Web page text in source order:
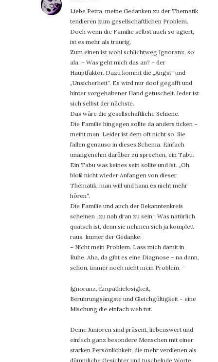
Liebe Petra, meine Gedanken zu der Thematik
tendieren zum gesellschaftlichen Problem.
Doch wenn die Familie selbst auch so agiert,
ist es mehr als traurig.
Zum einen ist wohl schlichtweg Ignoranz, so
ala: – Was geht mich das an? – der
Hauptfaktor. Dazu kommt die „Angst“ und
„Unsicherheit“. Es wird nur doof gegafft und
hinter vorgehaltener Hand getuschelt. Jeder ist
sich selbst der nächste.
Das wäre die gesellschaftliche Schiene.
Die Familie hingegen sollte da anders ticken –
meint man. Leider ist dem oft nicht so. Sie
fallen genauso in dieses Schema. Einfach
unangenehm darüber zu sprechen, ein Tabu.
Ein Tabu was keines sein sollte und ist. „Oh,
bloß nicht wieder Anfangen von dieser
Thematik, man will und kann es nicht mehr
hören“.
Die Familie und auch der Bekanntenkreis
scheinen „zu nah dran zu sein“. Was natürlich
quatsch ist, denn sie nehmen sich ja komplett
raus. Immer der Gedanke:
– Nicht mein Problem. Lass mich damit in
Ruhe. Aha, da gibt es eine Diagnose – na dann,
schön, immer noch nicht mein Problem. –
Ignoranz, Empathielosigkeit,
Berührungsängste und Gleichgültigkeit – eine
Mischung die einfach weh tut.
Deine Junioren sind präsent, liebenswert und
einfach ganz besondere Menschen mit einer
starken Persönlichkeit, die mehr verdienen als
dümmliche Gesichter und tuschelnde Worte.